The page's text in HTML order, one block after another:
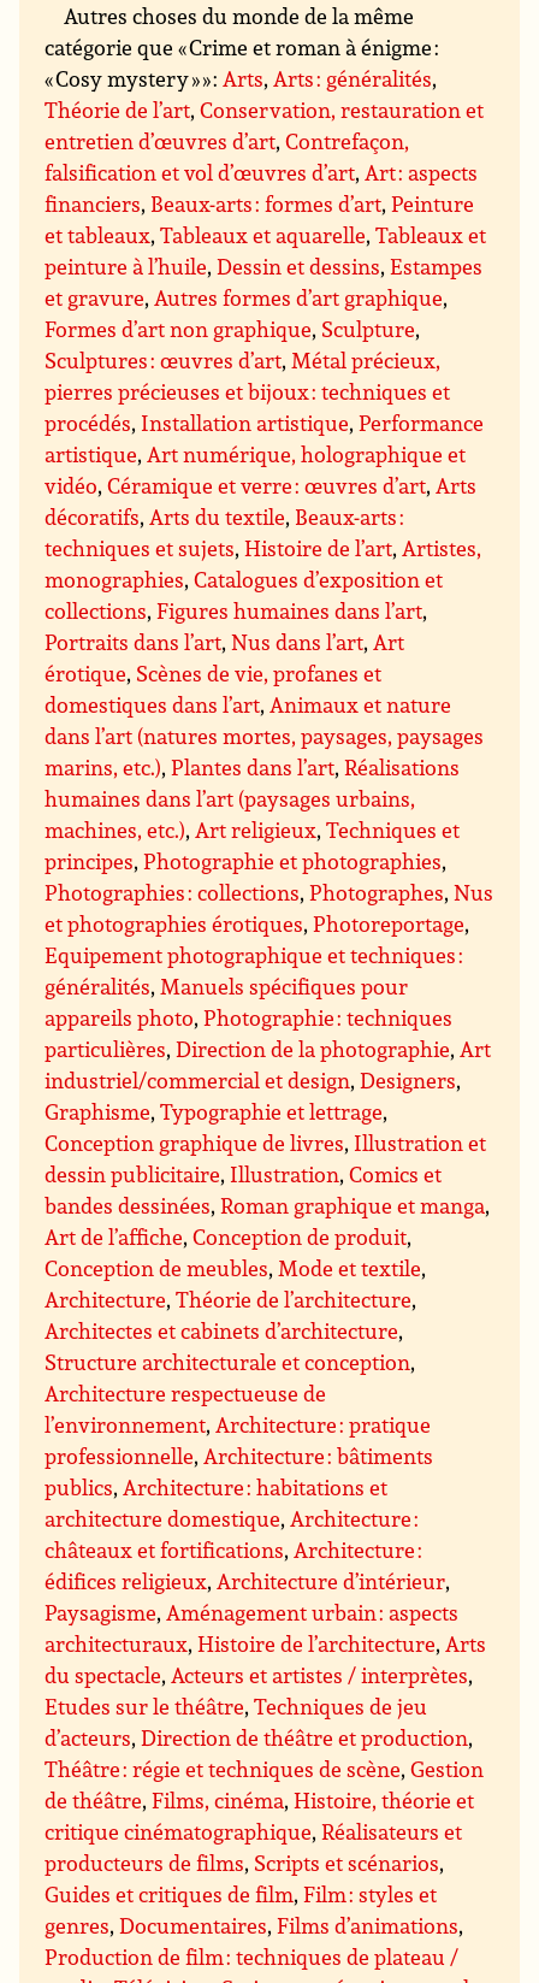
Autres choses du monde de la même
catégorie que « Crime et roman à énigme :
« Cosy mystery » » :Arts,Arts : généralités,
Théorie de l’art,Conservation, restauration et
entretien d’œuvres d’art,Contrefaçon,
falsification et vol d’œuvres d’art,Art : aspects
financiers, Beaux-arts : formes d’art,Peinture
et tableaux,Tableaux et aquarelle,Tableaux et
peinture à l’huile,Dessin et dessins,Estampes
et gravure,Autres formes d’art graphique,
Formes d’art non graphique, Sculpture,
Sculptures : œuvres d’art,Métal précieux,
pierres précieuses et bijoux : techniques et
procédés, Installation artistique,Performance
artistique,Art numérique, holographique et
vidéo,Céramique et verre : œuvres d’art,Arts
décoratifs,Arts du textile, Beaux-arts :
techniques et sujets,Histoire de l’art,Artistes,
monographies,Catalogues d’exposition et
collections,Figures humaines dans l’art,
Portraits dans l’art,Nus dans l’art,Art
érotique, Scènes de vie, profanes et
domestiques dans l’art,Animaux et nature
dans l’art (natures mortes, paysages, paysages
marins, etc.),Plantes dans l’art,Réalisations
humaines dans l’art (paysages urbains,
machines, etc.),Art religieux,Techniques et
principes,Photographie et photographies,
Photographies : collections,Photographes,Nus
et photographies érotiques,Photoreportage,
Equipement photographique et techniques :
généralités,Manuels spécifiques pour
appareils photo,Photographie : techniques
particulières,Direction de la photographie,Art
industriel/commercial et design,Designers,
Graphisme,Typographie et lettrage,
Conception graphique de livres, Illustration et
dessin publicitaire, Illustration,Comics et
bandes dessinées,Roman graphique et manga,
Art de l’affiche,Conception de produit,
Conception de meubles,Mode et textile,
Architecture,Théorie de l’architecture,
Architectes et cabinets d’architecture,
Structure architecturale et conception,
Architecture respectueuse de
l’environnement,Architecture : pratique
professionnelle,Architecture : bâtiments
publics,Architecture : habitations et
architecture domestique,Architecture :
châteaux et fortifications,Architecture :
édifices religieux,Architecture d’intérieur,
Paysagisme,Aménagement urbain : aspects
architecturaux,Histoire de l’architecture,Arts
du spectacle,Acteurs et artistes / interprètes,
Etudes sur le théâtre,Techniques de jeu
d’acteurs,Direction de théâtre et production,
Théâtre : régie et techniques de scène,Gestion
de théâtre,Films, cinéma,Histoire, théorie et
critique cinématographique,Réalisateurs et
producteurs de films, Scripts et scénarios,
Guides et critiques de film,Film : styles et
genres,Documentaires,Films d’animations,
Production de film : techniques de plateau /